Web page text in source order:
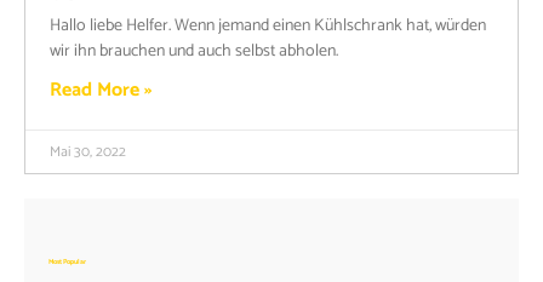
Hallo liebe Helfer. Wenn jemand einen Kühlschrank hat, würden
wir ihn brauchen und auch selbst abholen.
Read More »
Mai 30, 2022
Most Popular